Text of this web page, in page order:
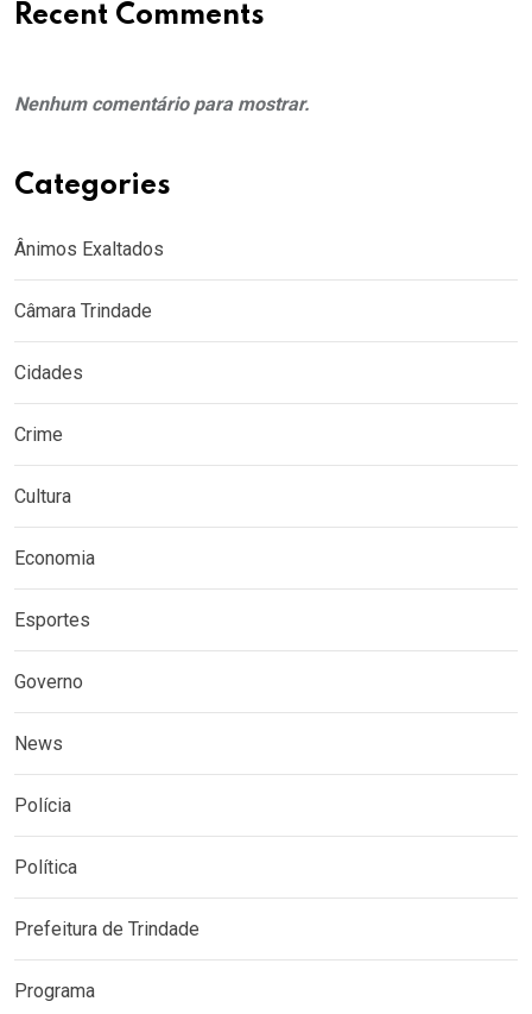
Recent Comments
Nenhum comentário para mostrar.
Categories
Ânimos Exaltados
Câmara Trindade
Cidades
Crime
Cultura
Economia
Esportes
Governo
News
Polícia
Política
Prefeitura de Trindade
Programa